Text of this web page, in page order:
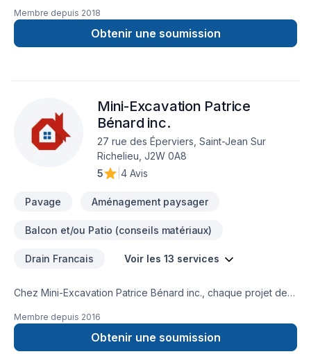
RIVE SUD Longueuil, Brossard, Boucherville et plus
........................................................ ** 514-867-1435 **
Membre depuis 2018
Obtenir une soumission
Mini-Excavation Patrice
Bénard inc.
27 rue des Éperviers, Saint-Jean Sur
Richelieu, J2W 0A8
5
4 Avis
Pavage Aménagement paysager
Balcon et/ou Patio (conseils matériaux)
Drain Francais Voir les 13 services
Chez Mini-Excavation Patrice Bénard inc., chaque projet de
Muret, Pavage, Pavé uni, Paysagement, Tourbe, Transport
est l'occasion de démontrer notre engagement envers la
qualité et la satisfaction client à Eastern
Membre depuis 2016
Obtenir une soumission